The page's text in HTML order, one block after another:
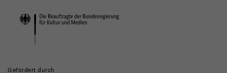
Institutionen
Gefördert durch